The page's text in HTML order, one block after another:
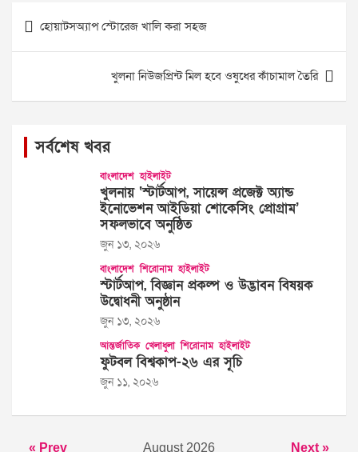
Post
navigation
হোয়াটসঅ্যাপ স্টোরেজ খালি করা সহজ
খুলনা নিউজপ্রিন্ট মিল হবে ওষুধের কাঁচামাল তৈরি
সর্বশেষ খবর
বাংলাদেশ হাইলাইট
খুলনায় ‘স্টার্টআপ, সায়েন্স প্রজেক্ট অ্যান্ড
ইনোভেশন আইডিয়া শোকেসিং প্রোগ্রাম’
সফলভাবে অনুষ্ঠিত
জুন ১৩, ২০২৬
বাংলাদেশ শিরোনাম হাইলাইট
স্টার্টআপ, বিজ্ঞান প্রকল্প ও উদ্ভাবন বিষয়ক
উদ্বোধনী অনুষ্ঠান
জুন ১৩, ২০২৬
আন্তর্জাতিক খেলাধুলা শিরোনাম হাইলাইট
ফুটবল বিশ্বকাপ-২৬ এর সূচি
জুন ১১, ২০২৬
« Prev August 2026 Next »